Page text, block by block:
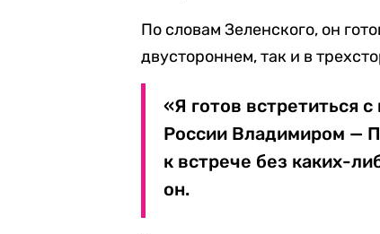
По словам Зеленского, он
двустороннем, так и в
«Я готов встретиться
России Владимиром —
к встрече без каких-
он.